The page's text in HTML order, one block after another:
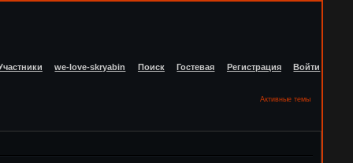
we-love-skryabin Поиск Гостевая Регистрация Войти
Активные темы